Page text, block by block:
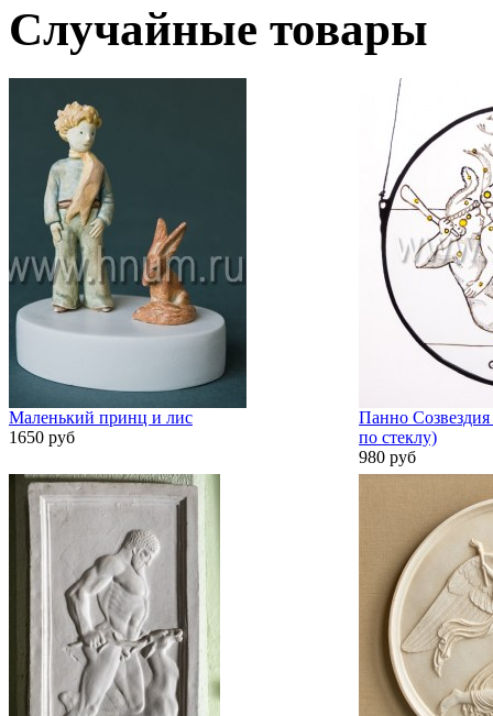
Случайные товары
Маленький принц и лис
1650 руб
Панно
по стеклу)
980 руб